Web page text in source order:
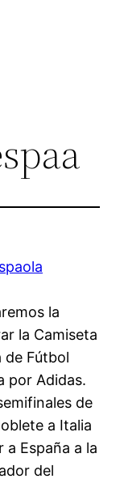
la
la Camiseta
de Fútbol
por Adidas.
de
a Italia
España a la
del